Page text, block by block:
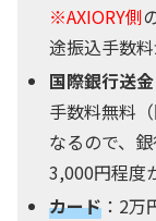
※AXIORY側
途振込手数
国際銀行送金
手数料無料
なるので、
3,000円程度
カード ：2